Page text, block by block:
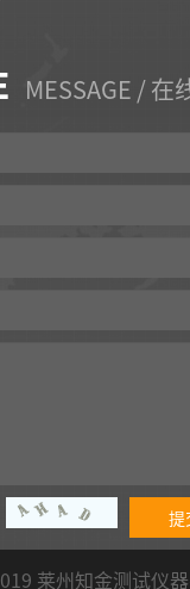
MESSAGE / 在
提
莱州知金测试仪